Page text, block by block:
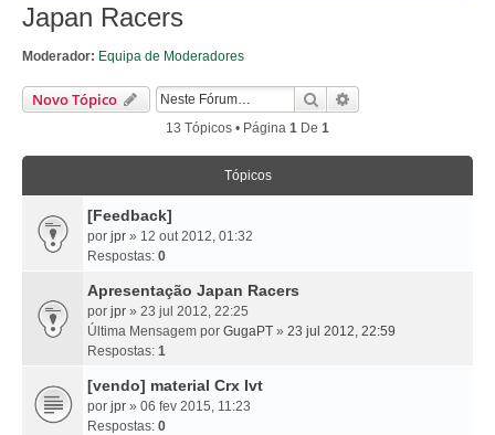
Japan Racers
Moderador: Equipa de Moderadores
Novo Tópico Pesquisar
13 Tópicos • Página 1 De 1
Tópicos
[Feedback]
por jpr » 12 out 2012, 01:32
Respostas: 0
Apresentação Japan Racers
por jpr » 23 jul 2012, 22:25
Última Mensagem por GugaPT » 23 jul 2012, 22:59
Respostas: 1
[vendo] material Crx Ivt
por jpr » 06 fev 2015, 11:23
Respostas: 0